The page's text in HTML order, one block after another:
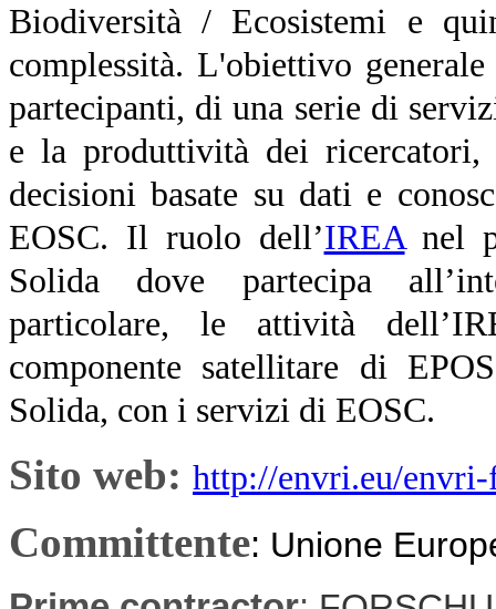
Biodiversità / Ecosistemi e
complessità. L'obiettivo
partecipanti, di una serie di
e la produttività dei ricercatori,
decisioni basate su dati e
EOSC. Il ruolo dell’IREAnel
Solida dove partecipa
particolare, le attività
componente satellitare di
Solida, con i servizi di EOSC.
Sito web: http://envri.eu/
Committente: Unione